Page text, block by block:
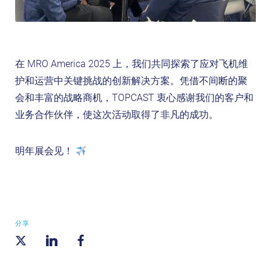
在 MRO America 2025 上，我们共同探索了应对飞机维
护和运营中关键挑战的创新解决方案。凭借不间断的聚
会和丰富的战略商机，TOPCAST​​ 衷心感谢我们的客户和
业务合作伙伴，使这次活动取得了非凡的成功。
明年展会见！
分享